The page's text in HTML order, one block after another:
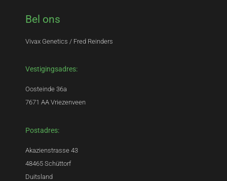
Bel ons
Vivax Genetics / Fred Reinders
Vestigingsadres:
Oosteinde 36a
7671 AA Vriezenveen
Postadres:
Akazienstrasse 43
48465 Schüttorf
Duitsland